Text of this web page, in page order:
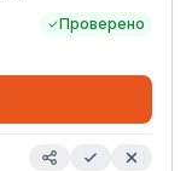
Проверено